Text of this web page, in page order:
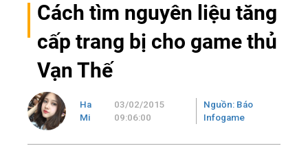
Cách tìm nguyên liệu tăng
cấp trang bị cho game thủ
Vạn Thế
Ha
Mi
03/02/2015
09:06:00
Nguồn: Báo
Infogame